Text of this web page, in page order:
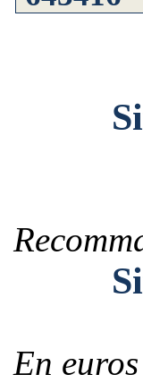
Six
Six-
En